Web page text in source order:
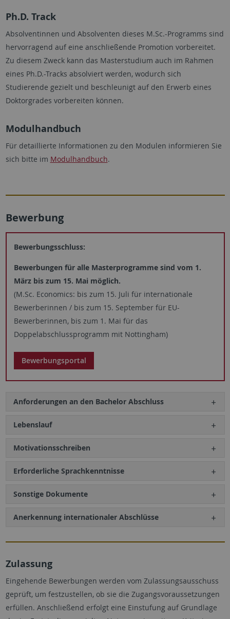
Ph.D. Track
Absolventinnen und Absolventen dieses M.Sc.-Programms sind
hervorragend auf eine anschließende Promotion vorbereitet.
Zu diesem Zweck kann das Masterstudium auch im Rahmen
eines Ph.D.-Tracks absolviert werden, wodurch sich
Studierende gezielt und beschleunigt auf den Erwerb eines
Doktorgrades vorbereiten können.
Modulhandbuch
Für detaillierte Informationen zu den Modulen informieren Sie
sich bitte im Modulhandbuch.
Bewerbung
Bewerbungsschluss:
Bewerbungen für alle Masterprogramme sind vom 1.
März bis zum 15. Mai möglich.
(M.Sc. Economics: bis zum 15. Juli für internationale
Bewerberinnen / bis zum 15. September für EU-
Bewerberinnen, bis zum 1. Mai für das
Doppelabschlussprogramm mit Nottingham)
Bewerbungsportal
Anforderungen an den Bachelor Abschluss
Lebenslauf
Motivationsschreiben
Erforderliche Sprachkenntnisse
Sonstige Dokumente
Anerkennung internationaler Abschlüsse
Zulassung
Eingehende Bewerbungen werden vom Zulassungsausschuss
geprüft, um festzustellen, ob sie die Zugangsvoraussetzungen
erfüllen. Anschließend erfolgt eine Einstufung auf Grundlage